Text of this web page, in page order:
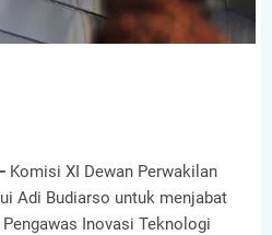
Komisi XI Dewan Perwakilan
Adi Budiarso untuk menjabat
Inovasi Teknologi